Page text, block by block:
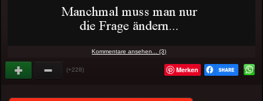
Kommentare ansehen... (3)
(+228) Merken